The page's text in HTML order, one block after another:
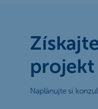
projekt
Naplánujte si